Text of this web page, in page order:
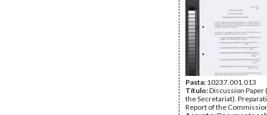
Pasta: 10237.001.013
Título:Discussion Paper
the Secretariat).
Report of the